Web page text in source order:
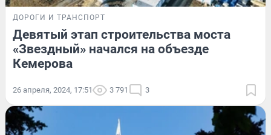
ДОРОГИ И ТРАНСПОРТ
Девятый этап строительства моста
«Звездный» начался на объезде
Кемерова
26 апреля, 2024, 17:51 3 791 3